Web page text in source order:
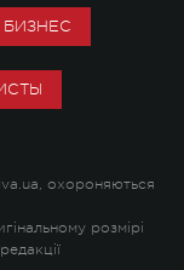
БИЗНЕС
охороняються
розмірі